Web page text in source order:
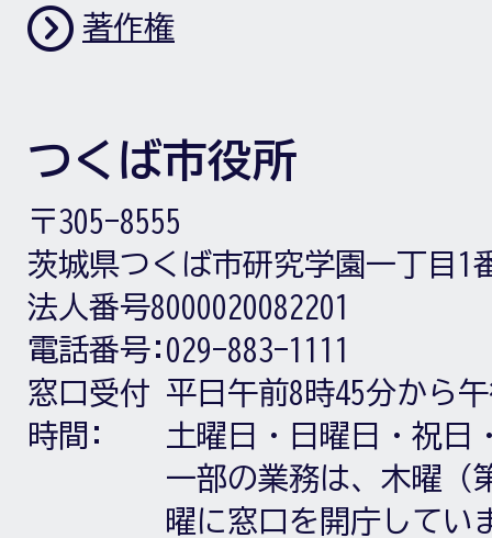
著作権
つくば市役所
〒305-8555
茨城県つくば市研究学園一丁目1
法人番号8000020082201
電話番号: 029-883-1111
窓口受付
時間:
平日午前8時45分から
土曜日・日曜日・祝日
一部の業務は、木曜（
曜に窓口を開庁してい